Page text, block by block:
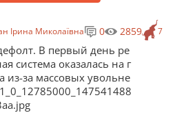
Ірина Миколаївна 7
0 2859